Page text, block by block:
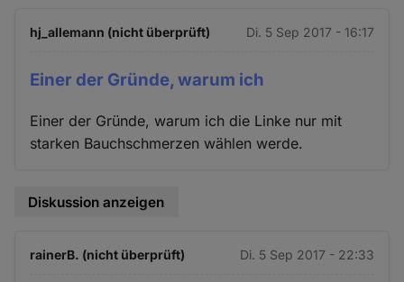
hj_allemann (nicht überprüft) Di. 5 Sep 2017 - 16:17
Einer der Gründe, warum ich
Einer der Gründe, warum ich die Linke nur mit
starken Bauchschmerzen wählen werde.
Diskussion anzeigen
rainerB. (nicht überprüft) Di. 5 Sep 2017 - 22:33